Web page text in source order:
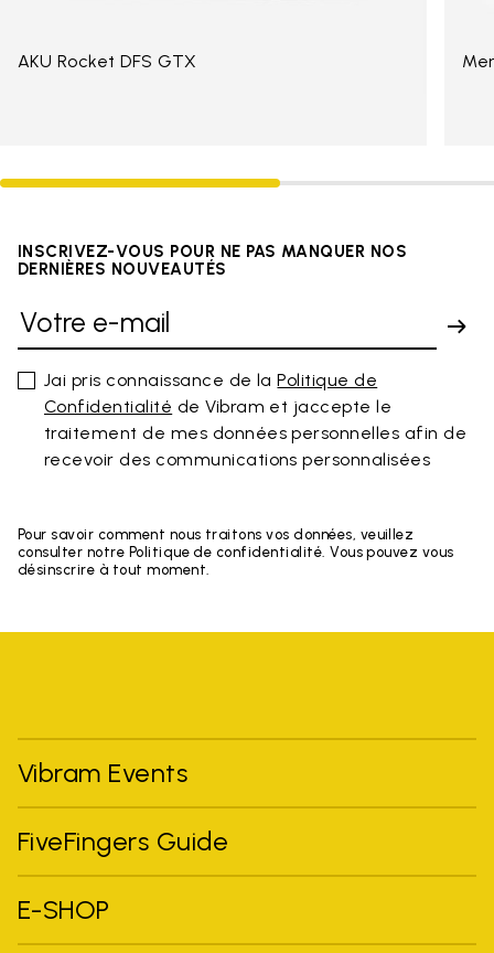
AKU Rocket DFS GTX
INSCRIVEZ-VOUS POUR NE PAS MANQUER NOS
DERNIÈRES NOUVEAUTÉS
Jai pris connaissance de laPolitique de
Confidentialité de Vibram et jaccepte le
traitement de mes données personnelles afin de
recevoir des communications personnalisées
Pour savoir comment nous traitons vos données, veuillez
consulter notre Politique de confidentialité. Vous pouvez vous
désinscrire à tout moment.
Vibram Events
FiveFingers Guide
E-SHOP